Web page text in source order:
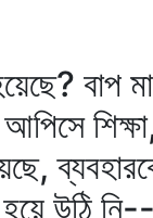
বাপ
হয়ে উঠি